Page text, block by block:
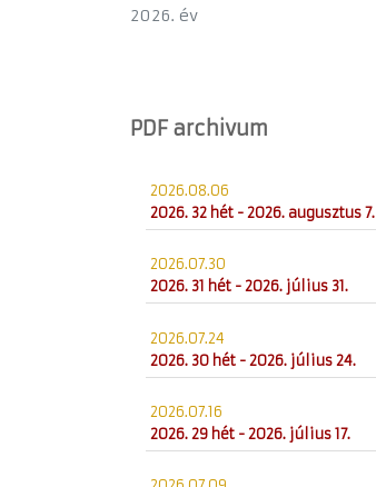
2026. év
PDF archivum
2026.08.06
2026. 32 hét - 2026. augusztus 7.
2026.07.30
2026. 31 hét - 2026. július 31.
2026.07.24
2026. 30 hét - 2026. július 24.
2026.07.16
2026. 29 hét - 2026. július 17.